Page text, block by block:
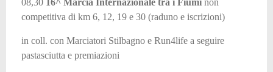
08,30 16^ Marcia Internazionale tra i Fiumi non
competitiva di km 6, 12, 19 e 30 (raduno e iscrizioni)
in coll. con Marciatori Stilbagno e Run4life a seguire
pastasciutta e premiazioni